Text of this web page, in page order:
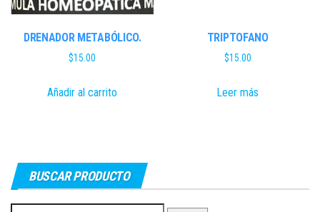
DRENADOR METABÓLICO.
$15.00
Añadir al carrito
TRIPTOFANO
$15.00
Leer más
BUSCAR PRODUCTO